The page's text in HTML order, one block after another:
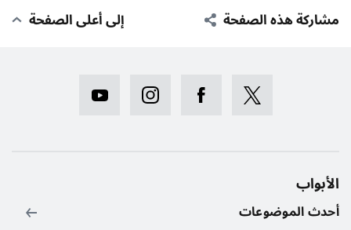
مشاركة هذه الصفحة إلى أعلى الصفحة
الأبواب
أحدث الموضوعات